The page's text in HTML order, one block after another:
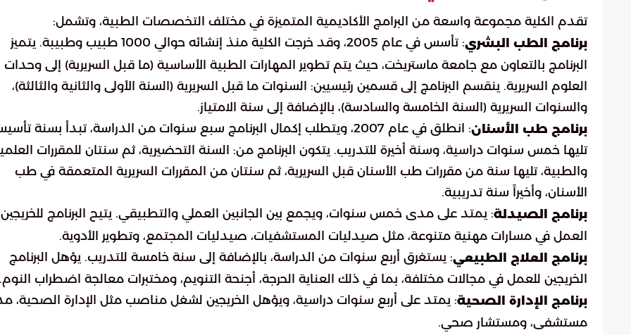
تقدم الكلية مجموعة واسعة من البرامج الأكاديمية المتميزة في مختلف التخصصات الطبية، وتشمل:
برنامج الطب البشري
: تأسس في عام 2005، وقد خرجت الكلية منذ إنشائه حوالي 1000 طبيب وطبيبة. يتميز
البرنامج بالتعاون مع جامعة ماستريخت، حيث يتم تطوير المهارات الطبية الأساسية (ما قبل السريرية) إلى وحدات
العلوم السريرية. ينقسم البرنامج إلى قسمين رئيسيين: السنوات ما قبل السريرية (السنة الأولى والثانية والثالثة)،
والسنوات السريرية (السنة الخامسة والسادسة)، بالإضافة إلى سنة الامتياز.
برنامج طب الأسنان
: انطلق في عام 2007، ويتطلب إكمال البرنامج سبع سنوات من الدراسة، تبدأ بسنة
تليها خمس سنوات دراسية، وسنة أخيرة للتدريب. يتكون البرنامج من: السنة التحضيرية، ثم سنتان للمقررات
والطبية، تليها سنة من مقررات طب الأسنان قبل السريرية، ثم سنتان من المقررات السريرية المتعمقة في طب
الأسنان، وأخيراً سنة تدريبية.
برنامج الصيدلة: يمتد على مدى خمس سنوات، ويجمع بين الجانبين العملي والتطبيقي. يتيح البرنامج للخريجين
العمل في مسارات مهنية متنوعة، مثل صيدليات المستشفيات، صيدليات المجتمع، وتطوير الأدوية.
برنامج العلاج الطبيعي: يستغرق أربع سنوات من الدراسة، بالإضافة إلى سنة خامسة للتدريب. يؤهل البرنامج
الخريجين للعمل في مجالات مختلفة، بما في ذلك العناية الحرجة، أجنحة التنويم، ومختبرات معالجة اضطراب النوم.
برنامج الإدارة الصحية: يمتد على أربع سنوات دراسية، ويؤهل الخريجين لشغل مناصب مثل الإدارة الصحية،
مستشفى، ومستشار صحي.